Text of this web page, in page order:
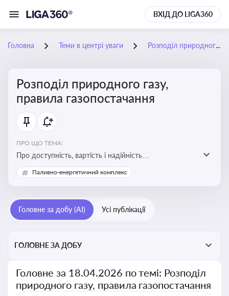
ВХІД ДО LIGA360
Головна Теми в центрі уваги Розподіл природного газу, правила газопостачання
Розподіл природного газу,
правила газопостачання
ПРО ЩО ТЕМА:
Про доступність, вартість і надійність
енергопостачання для бізнесу та вплив на економічну
стабільність
Паливно-енергетичний комплекс
Головне за добу (AI) Усі публікації
ГОЛОВНЕ ЗА ДОБУ
Головне за 18.04.2026 по темі: Розподіл
природного газу, правила газопостачання